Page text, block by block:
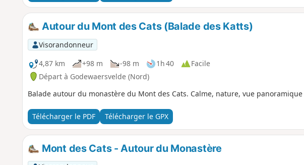
Autour du Mont des Cats (Balade des Katts)
Visorandonneur
4,87 km
+98 m -98 m 1h 40
Facile
Départ à Godewaersvelde (Nord)
Balade autour du monastère du Mont des Cats. Calme, nature, vue panoramique
Télécharger le PDF Télécharger le GPX
Mont des Cats - Autour du Monastère